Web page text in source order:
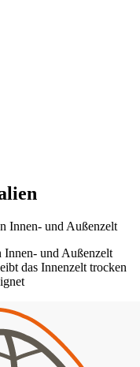
Innen- und Außenzelt
und Außenzelt
das Innenzelt trocken